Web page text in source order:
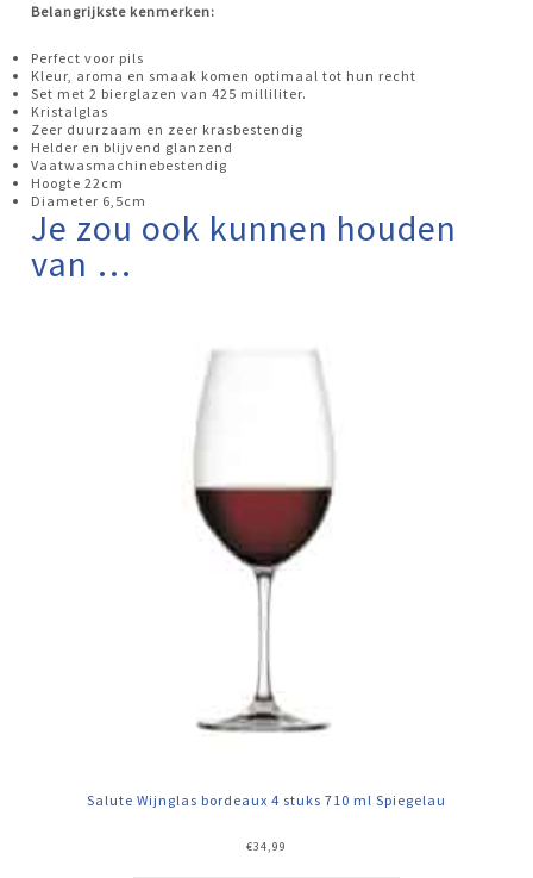
Belangrijkste kenmerken:
Perfect voor pils
Kleur, aroma en smaak komen optimaal tot hun recht
Set met 2 bierglazen van 425 milliliter.
Kristalglas
Zeer duurzaam en zeer krasbestendig
Helder en blijvend glanzend
Vaatwasmachinebestendig
Hoogte 22cm
Diameter 6,5cm
Je zou ook kunnen houden
van …
Salute Wijnglas bordeaux 4 stuks 710 ml Spiegelau
€34,99